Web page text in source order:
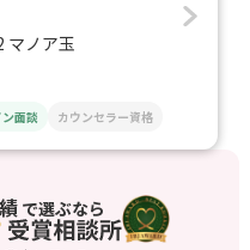
マノア玉
面談 カウンセラー資格
で選ぶなら